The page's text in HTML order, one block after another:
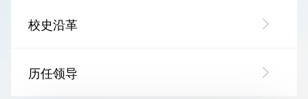
校史沿革
历任领导